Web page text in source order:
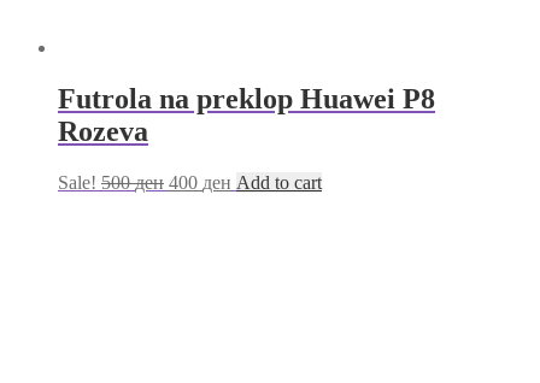
Futrola na preklop Huawei P8
Rozeva
Sale! 500ден 400 ден Add to cart